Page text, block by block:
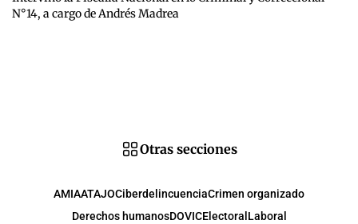
N°14, a cargo de Andrés Madrea
Otras secciones
AMIAATAJOCiberdelincuenciaCrimen organizado
Derechos humanosDOVICElectoral Laboral